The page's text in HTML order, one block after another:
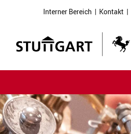
Interner Bereich | Kontakt |